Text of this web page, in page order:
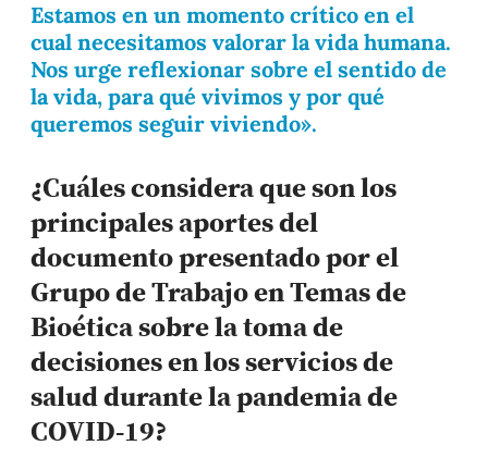
Estamos en un momento crítico en el
cual necesitamos valorar la vida humana.
Nos urge reflexionar sobre el sentido de
la vida, para qué vivimos y por qué
queremos seguir viviendo».
¿Cuáles considera que son los
principales aportes del
documento presentado por el
Grupo de Trabajo en Temas de
Bioética sobre la toma de
decisiones en los servicios de
salud durante la pandemia de
COVID-19?